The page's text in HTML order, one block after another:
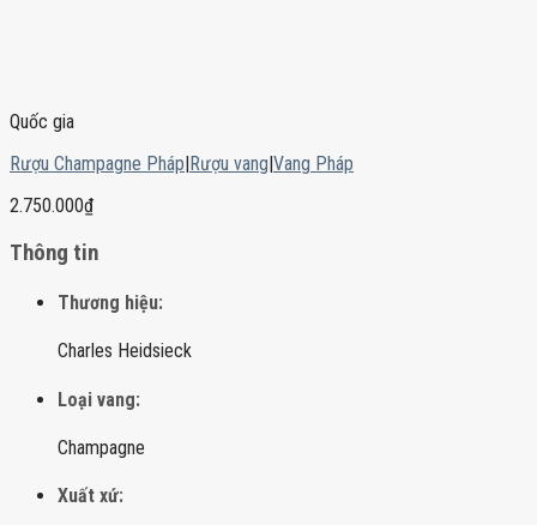
Quốc gia
Rượu Champagne Pháp|Rượu vang|Vang Pháp
2.750.000₫
Thông tin
Thương hiệu:
Charles Heidsieck
Loại vang:
Champagne
Xuất xứ: